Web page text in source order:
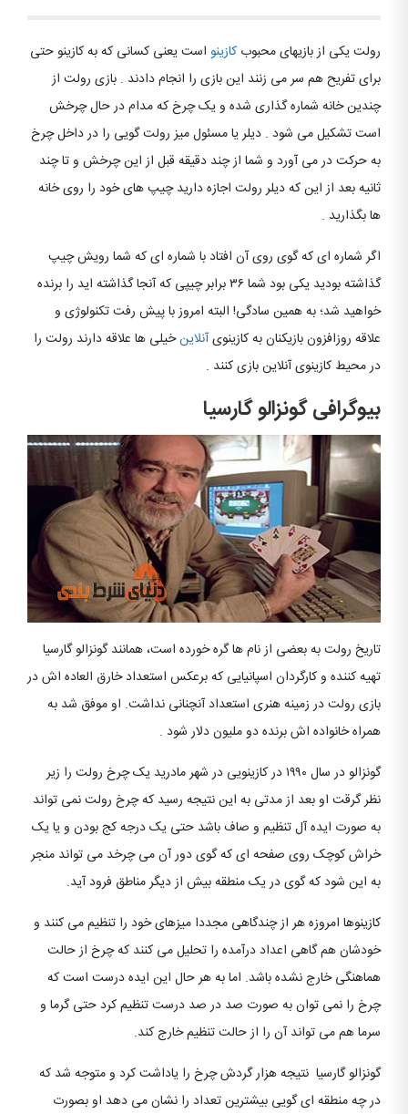
رولت یکی از بازیهای محبوب کازینو است یعنی کسانی که به کازینو حتی
برای تفریح هم سر می زنند این بازی را انجام دادند . بازی رولت از
چندین خانه شماره گذاری شده و یک چرخ که مدام در حال چرخش
است تشکیل می شود . دیلر یا مسئول میز رولت گویی را در داخل چرخ
به حرکت در می آورد و شما از چند دقیقه قبل از این چرخش و تا چند
ثانیه بعد از این که دیلر رولت اجازه دارید چیپ های خود را روی خانه
ها بگذارید .
اگر شماره ای که گوی روی آن افتاد با شماره ای که شما رویش چیپ
گذاشته بودید یکی بود شما ۳۶ برابر چیپی که آنجا گذاشته اید را برنده
خواهید شد؛ به همین سادگی! البته امروز با پیش رفت تکنولوژی و
علاقه روزافزون بازیکنان به کازینویآنلاینخیلی ها علاقه دارند رولت را
در محیط کازینوی آنلاین بازی کنند .
بیوگرافی گونزالو گارسیا
تاریخ رولت به بعضی از نام ها گره خورده است، همانند گونزالو گارسیا
تهیه کننده و کارگردان اسپانیایی که برعکس استعداد خارق العاده اش در
بازی رولت در زمینه هنری استعداد آنچنانی نداشت. او موفق شد به
همراه خانواده اش برنده دو ملیون دلار شود .
گونزالو در سال ۱۹۹۰ در کازینویی در شهر مادرید یک چرخ رولت را زیر
نظر گرقت او بعد از مدتی به این نتیجه رسید که چرخ رولت نمی تواند
به صورت ایده آل تنظیم و صاف باشد حتی یک درجه کج بودن و یا یک
خراش کوچک روی صفحه ای که گوی دور آن می چرخد می تواند منجر
به این شود که گوی در یک منطقه بیش از دیگر مناطق فرود آید.
کازینوها امروزه هر از چندگاهی مجددا میزهای خود را تنظیم می کنند و
خودشان هم گاهی اعداد درآمده را تحلیل می کنند که چرخ از حالت
هماهنگی خارج نشده باشد. اما به هر حال این ایده درست است که
چرخ را نمی توان به صورت صد در صد درست تنظیم کرد حتی گرما و
سرما هم می تواند آن را از حالت تنظیم خارج کند.
گونزالو گارسیا نتیجه هزار گردش چرخ را یاداشت کرد و متوجه شد که
در چه منطقه ای گویی بیشترین تعداد را نشان می دهد او بصورت